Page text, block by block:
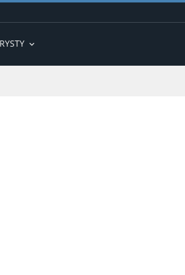
expand_more